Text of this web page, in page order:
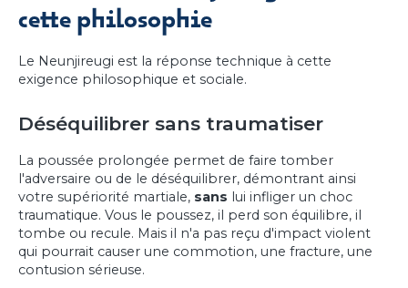
cette philosophie
Le Neunjireugi est la réponse technique à cette
exigence philosophique et sociale.
Déséquilibrer sans traumatiser
La poussée prolongée permet de faire tomber
l'adversaire ou de le déséquilibrer, démontrant ainsi
votre supériorité martiale, sans lui infliger un choc
traumatique. Vous le poussez, il perd son équilibre, il
tombe ou recule. Mais il n'a pas reçu d'impact violent
qui pourrait causer une commotion, une fracture, une
contusion sérieuse.